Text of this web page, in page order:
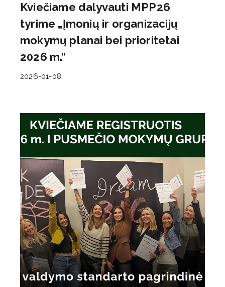
Kviečiame dalyvauti MPP26
tyrime „Įmonių ir organizacijų
mokymų planai bei prioritetai
2026 m.“
2026-01-08